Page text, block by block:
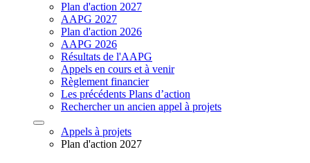
Plan d'action 2027
AAPG 2027
Plan d'action 2026
AAPG 2026
Résultats de l'AAPG
Appels en cours et à venir
Règlement financier
Les précédents Plans d’action
Rechercher un ancien appel à projets
Appels à projets
Plan d'action 2027